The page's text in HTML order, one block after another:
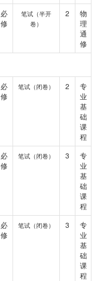
必
修
笔试（半开
卷）
2
物
理
通
修
必
修
笔试（闭卷） 2
专
业
基
础
课
程
必
修
笔试（闭卷） 3
专
业
基
础
课
程
必
修
笔试（闭卷） 3
专
业
基
础
课
程